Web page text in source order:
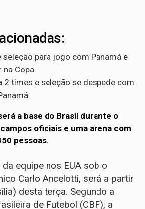
para jogo com Panamá e
na Copa.
2 times e seleção se despede com
a base do Brasil durante o
oficiais e uma arena com
pessoas.
equipe nos EUA sob o
Carlo Ancelotti, será a partir
desta terça. Segundo a
de Futebol (CBF), a